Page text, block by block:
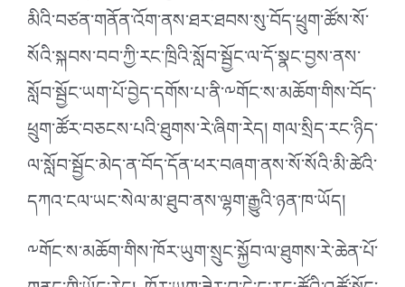
མིའི་བཙན་གནོན་འོག་ནས་ཐར་ཐབས་སུ་བོད་ཕྲུག་ཚོས་སོ་
སོའི་སྐབས་བབ་ཀྱི་རང་ཁྲིའི་སློབ་སྦྱོང་ལ་དོ་སྣང་བྱས་ནས་
སློབ་སྦྱོང་ཡག་པོ་བྱེད་དགོས་པ་ནི་༸གོང་ས་མཆོག་གིས་བོད་
ཕྲུག་ཚོར་བཅངས་པའི་ཐུགས་རེ་ཞིག་རེད། གལ་སྲིད་རང་ཉིད་
ལ་སློབ་སྦྱོང་མེད་ན་བོད་དོན་ཕར་བཞག་ནས་སོ་སོའི་མི་ཚེའི་
དཀའ་ངལ་ཡང་སེལ་མ་ཐུབ་ནས་ལྷག་རྒྱུའི་ཉན་ཁ་ཡོད།
༸གོང་ས་མཆོག་གིས་ཁོར་ཡུག་སྲུང་སྐྱོབ་ལ་ཐུགས་རེ་ཆེན་པོ་